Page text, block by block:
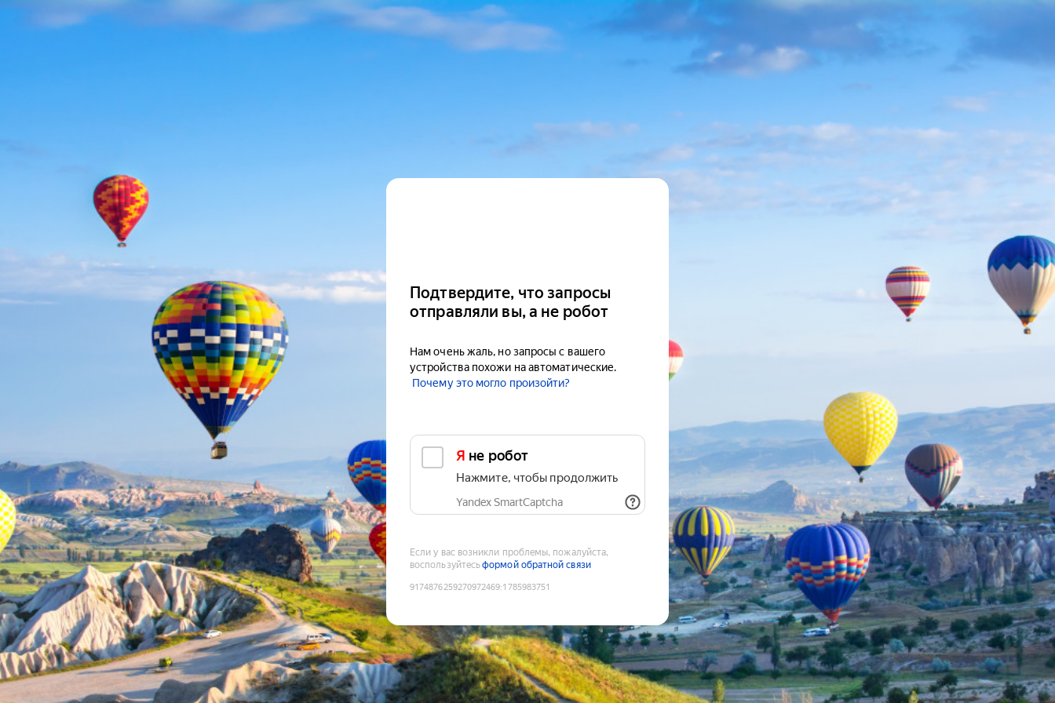
Подтвердите, что запросы
отправляли вы, а не робот
Нам очень жаль, но запросы с вашего
устройства похожи на автоматические.
Почему это могло произойти?
Я не робот
Нажмите, чтобы продолжить
Yandex SmartCaptcha
Если у вас возникли проблемы, пожалуйста,
воспользуйтесьформой обратной связи
9174876259270972469:1785983751